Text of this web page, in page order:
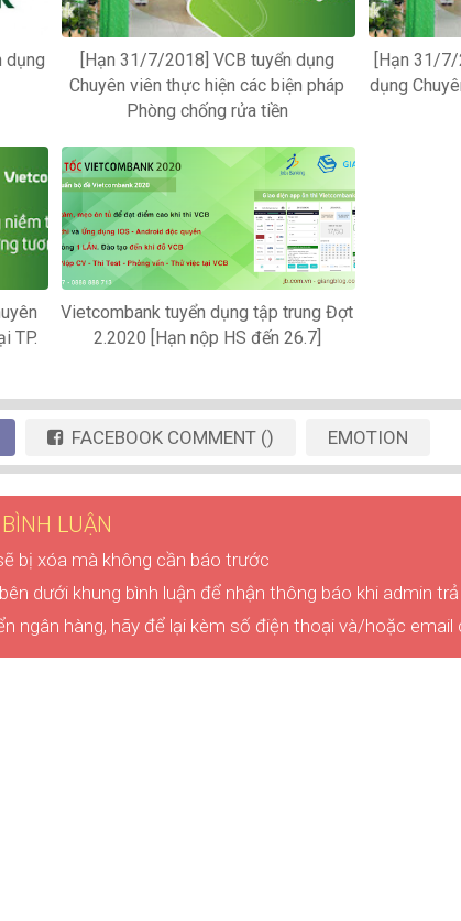
dụng
[Hạn 31/7/2018] VCB tuyển dụng
Chuyên viên thực hiện các biện pháp
Phòng chống rửa tiền
[Hạn 31/
dụng
TP.
Vietcombank tuyển dụng tập trung Đợt
2.2020 [Hạn nộp HS đến 26.7]
FACEBOOK COMMENT () EMOTION
LUẬN
bị xóa mà không cần báo trước
bên dưới khung bình luận để nhận thông báo khi admin
ngân hàng, hãy để lại kèm số điện thoại và/hoặc email